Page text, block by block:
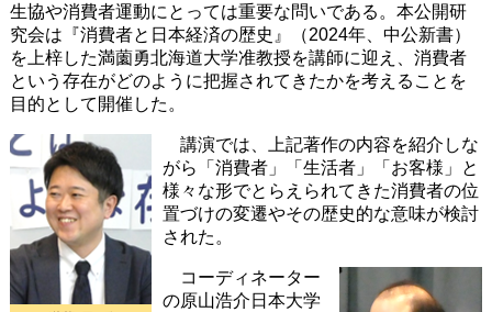
生協や消費者運動にとっては重要な問いである。本公開研
究会は『消費者と日本経済の歴史』（2024年、中公新書）
を上梓した満薗勇北海道大学准教授を講師に迎え、消費者
という存在がどのように把握されてきたかを考えることを
目的として開催した。
講演では、上記著作の内容を紹介しな
がら「消費者」「生活者」「お客様」と
様々な形でとらえられてきた消費者の位
置づけの変遷やその歴史的な意味が検討
された。
コーディネーター
の原山浩介日本大学